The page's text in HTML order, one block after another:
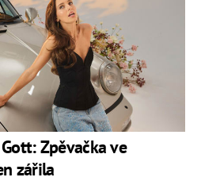
Zpěvačka ve
zářila